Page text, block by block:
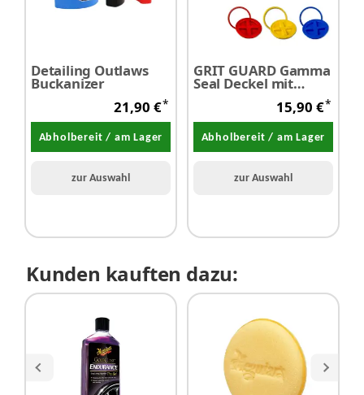
Detailing Outlaws
Buckanizer
21,90 €*
Abholbereit / am Lager
zur Auswahl
GRIT GUARD Gamma
Seal Deckel mit
15,90 €*
Abholbereit / am Lager
zur Auswahl
Kunden kauften dazu: